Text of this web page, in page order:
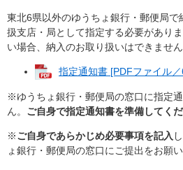
東北6県以外のゆうちょ銀行・郵便局で
扱支店・局として指定する必要があり
い場合、納入のお取り扱いはできません
指定通知書 [PDFファイル
※ゆうちょ銀行・郵便局の窓口に指定
ん。 ご自身で指定通知書を準備してくだ
※ご自身であらかじめ必要事項を記入
ょ銀行・郵便局の窓口にご提出をお願い